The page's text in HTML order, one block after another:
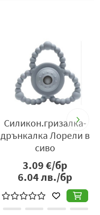
Силикон.гризалка-
дрънкалка Лорели в
сиво
3.09€/бр
6.04лв./бр